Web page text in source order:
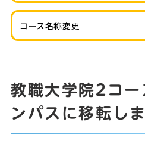
コース名称変更
教職大学院2コー
ンパスに移転し